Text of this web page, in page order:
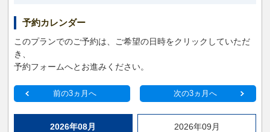
予約カレンダー
このプランでのご予約は、ご希望の日時をクリックしていただ
き、
予約フォームへとお進みください。
前の3ヵ月へ 次の3ヵ月へ
2026年08月 2026年09月